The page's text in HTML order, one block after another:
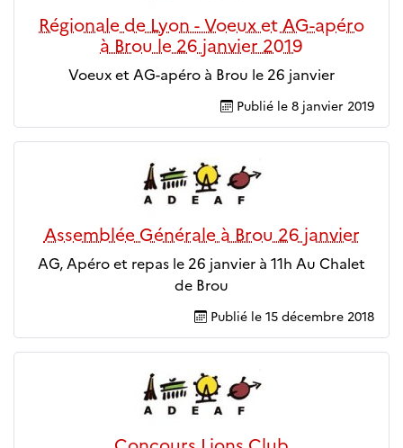
Régionale de Lyon - Voeux et AG-apéro
à Brou le 26 janvier 2019
Voeux et AG-apéro à Brou le 26 janvier
Publié le 8 janvier 2019
Assemblée Générale à Brou 26 janvier
AG, Apéro et repas le 26 janvier à 11h Au Chalet
de Brou
Publié le 15 décembre 2018